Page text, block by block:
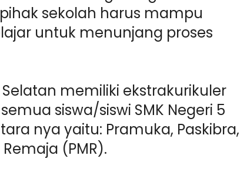
sekolah harus mampu
untuk menunjang proses
memiliki ekstrakurikuler
siswa/siswi SMK Negeri 5
nya yaitu: Pramuka, Paskibra,
(PMR).